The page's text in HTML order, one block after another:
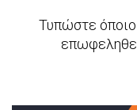
Τυπώστε όποιο